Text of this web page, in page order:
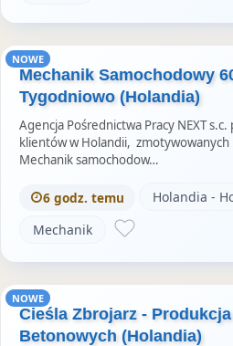
NOWE
Mechanik Samochodowy
Tygodniowo (Holandia)
Agencja Pośrednictwa Pracy NEXT
klientów w Holandii, zmotywowanych
Mechanik samochodow…
6 godz. temu
Holandia -
Mechanik
NOWE
Cieśla Zbrojarz -
Betonowych (Holandia)